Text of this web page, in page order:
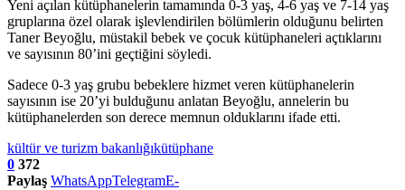
Yeni açılan kütüphanelerin tamamında 0-3 yaş, 4-6 yaş ve 7-14 yaş
gruplarına özel olarak işlevlendirilen bölümlerin olduğunu belirten
Taner Beyoğlu, müstakil bebek ve çocuk kütüphaneleri açtıklarını
ve sayısının 80’ini geçtiğini söyledi.
Sadece 0-3 yaş grubu bebeklere hizmet veren kütüphanelerin
sayısının ise 20’yi bulduğunu anlatan Beyoğlu, annelerin bu
kütüphanelerden son derece memnun olduklarını ifade etti.
kültür ve turizm bakanlığıkütüphane
0 372
Paylaş WhatsAppTelegramE-